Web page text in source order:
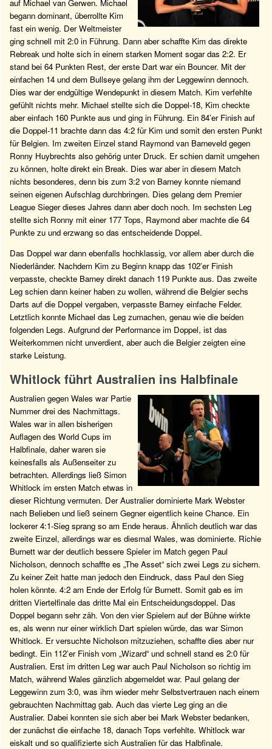
auf Michael van Gerwen. Michael
begann dominant, überrollte Kim
fast ein wenig. Der Weltmeister
ging schnell mit 2:0 in Führung. Dann aber schaffte Kim das direkte
Rebreak und holte sich in einem starken Moment sogar das 2:2. Er
stand bei 64 Punkten Rest, der erste Dart war ein Bouncer. Mit der
einfachen 14 und dem Bullseye gelang ihm der Leggewinn dennoch.
Dies war der endgültige Wendepunkt in diesem Match. Kim verfehlte
gefühlt nichts mehr. Michael stellte sich die Doppel-18, Kim checkte
aber einfach 160 Punkte aus und ging in Führung. Ein 84’er Finish auf
die Doppel-11 brachte dann das 4:2 für Kim und somit den ersten Punkt
für Belgien. Im zweiten Einzel stand Raymond van Barneveld gegen
Ronny Huybrechts also gehörig unter Druck. Er schien damit umgehen
zu können, holte direkt ein Break. Dies war aber in diesem Match
nichts besonderes, denn bis zum 3:2 von Barney konnte niemand
seinen eigenen Aufschlag durchbringen. Dies gelang dem Premier
League Sieger dieses Jahres dann aber doch noch. Im sechsten Leg
stellte sich Ronny mit einer 177 Tops, Raymond aber machte die 64
Punkte zu und erzwang so das entscheidende Doppel.
Das Doppel war dann ebenfalls hochklassig, vor allem aber durch die
Niederländer. Nachdem Kim zu Beginn knapp das 102’er Finish
verpasste, checkte Barney direkt danach 119 Punkte aus. Das zweite
Leg schien dann keiner haben zu wollen, während die Belgier sechs
Darts auf die Doppel vergaben, verpasste Barney einfache Felder.
Letztlich konnte Michael das Leg zumachen, genau wie die beiden
folgenden Legs. Aufgrund der Performance im Doppel, ist das
Weiterkommen nicht unverdient, aber auch die Belgier zeigten eine
starke Leistung.
Whitlock führt Australien ins Halbfinale
Australien gegen Wales war Partie
Nummer drei des Nachmittags.
Wales war in allen bisherigen
Auflagen des World Cups im
Halbfinale, daher waren sie
keinesfalls als Außenseiter zu
betrachten. Allerdings ließ Simon
Whitlock im ersten Match etwas in
dieser Richtung vermuten. Der Australier dominierte Mark Webster
nach Belieben und ließ seinem Gegner eigentlich keine Chance. Ein
lockerer 4:1-Sieg sprang so am Ende heraus. Ähnlich deutlich war das
zweite Einzel, allerdings war es diesmal Wales, was dominierte. Richie
Burnett war der deutlich bessere Spieler im Match gegen Paul
Nicholson, dennoch schaffte es „The Asset“ sich zwei Legs zu sichern.
Zu keiner Zeit hatte man jedoch den Eindruck, dass Paul den Sieg
holen könnte. 4:2 am Ende der Erfolg für Burnett. Somit gab es im
dritten Viertelfinale das dritte Mal ein Entscheidungsdoppel. Das
Doppel begann sehr zäh. Von den vier Spielern auf der Bühne wirkte
es, als wenn nur einer wirklich Dart spielen würde, das war Simon
Whitlock. Er versuchte Nicholson mitzuziehen, schaffte dies aber nur
bedingt. Ein 112’er Finish vom „Wizard“ und schnell stand es 2:0 für
Australien. Erst im dritten Leg war auch Paul Nicholson so richtig im
Match, während Wales gänzlich abgemeldet war. Paul gelang der
Leggewinn zum 3:0, was ihm wieder mehr Selbstvertrauen nach einem
gebrauchten Nachmittag gab. Auch das vierte Leg ging an die
Australier. Dabei konnten sie sich aber bei Mark Webster bedanken,
der zunächst die einfache 18, danach Tops verfehlte. Whitlock war
eiskalt und so qualifizierte sich Australien für das Halbfinale.